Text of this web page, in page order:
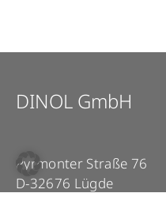
DINOL GmbH
Pyrmonter Straße 76
D-32676 Lügde